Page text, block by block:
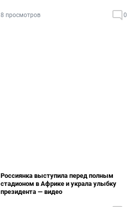
8 просмотров 0
Россиянка выступила перед полным
стадионом в Африке и украла улыбку
президента — видео